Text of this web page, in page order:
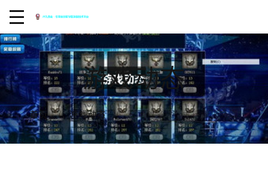
游戏动态
首页 游戏动态 三国战略版：武技修炼之道